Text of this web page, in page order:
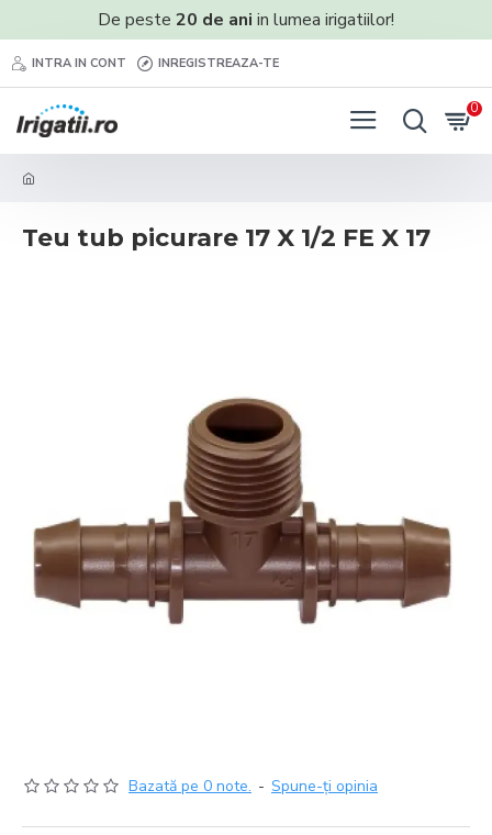
De peste 20 de ani in lumea irigatiilor!
INTRA IN CONT INREGISTREAZA-TE
0
Teu tub picurare 17 X 1/2 FE X 17
Bazată pe 0 note. - Spune-ţi opinia